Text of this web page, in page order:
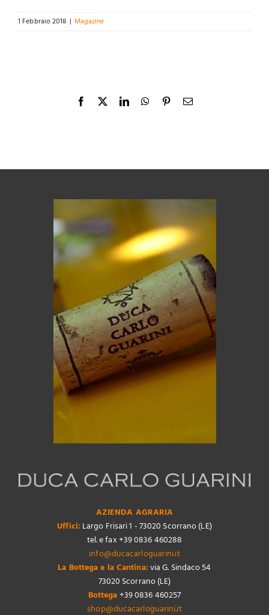
1 Febbraio 2018 | Magazine
Facebook
X LinkedInWhatsApp
PinterestEmail
AZIENDA AGRARIA
Uffici: Largo Frisari 1 - 73020 Scorrano (LE)
tel. e fax +39 0836 460288
info@ducacarloguarini.it
La Bottega e la Cantina:via G. Sindaco 54
73020 Scorrano (LE)
Bottega+39 0836 460257
shop@ducacarloguarini.it